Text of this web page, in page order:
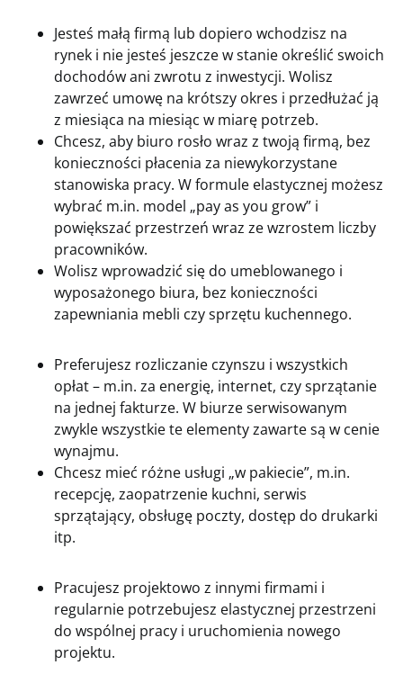
Jesteś małą firmą lub dopiero wchodzisz na
rynek i nie jesteś jeszcze w stanie określić swoich
dochodów ani zwrotu z inwestycji. Wolisz
zawrzeć umowę na krótszy okres i przedłużać ją
z miesiąca na miesiąc w miarę potrzeb.
Chcesz, aby biuro rosło wraz z twoją firmą, bez
konieczności płacenia za niewykorzystane
stanowiska pracy. W formule elastycznej możesz
wybrać m.in. model „pay as you grow” i
powiększać przestrzeń wraz ze wzrostem liczby
pracowników.
Wolisz wprowadzić się do umeblowanego i
wyposażonego biura, bez konieczności
zapewniania mebli czy sprzętu kuchennego.
Preferujesz rozliczanie czynszu i wszystkich
opłat – m.in. za energię, internet, czy sprzątanie
na jednej fakturze. W biurze serwisowanym
zwykle wszystkie te elementy zawarte są w cenie
wynajmu.
Chcesz mieć różne usługi „w pakiecie”, m.in.
recepcję, zaopatrzenie kuchni, serwis
sprzątający, obsługę poczty, dostęp do drukarki
itp.
Pracujesz projektowo z innymi firmami i
regularnie potrzebujesz elastycznej przestrzeni
do wspólnej pracy i uruchomienia nowego
projektu.